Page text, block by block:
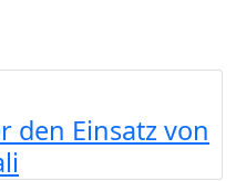
den Einsatz von